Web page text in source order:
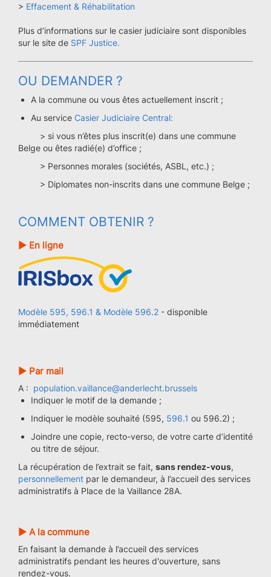
> Effacement & Réhabilitation
Plus d’informations sur le casier judiciaire sont disponibles
sur le site de SPF Justice.
OU DEMANDER ?
A la commune ou vous êtes actuellement inscrit ;
Au service Casier Judiciaire Central:
> si vous n’êtes plus inscrit(e) dans une commune
Belge ou êtes radié(e) d’office ;
> Personnes morales (sociétés, ASBL, etc.) ;
> Diplomates non-inscrits dans une commune Belge ;
COMMENT OBTENIR ?
► En ligne
Modèle 595, 596.1 & Modèle 596.2 - disponible
immédiatement
► Par mail
A : population.vaillance@anderlecht.brussels
Indiquer le motif de la demande ;
Indiquer le modèle souhaité (595, 596.1 ou 596.2) ;
Joindre une copie, recto-verso, de votre carte d’identité
ou titre de séjour.
La récupération de l’extrait se fait, sans rendez-vous,
personnellement par le demandeur, à l’accueil des services
administratifs à Place de la Vaillance 28A.
► A la commune
En faisant la demande à l’accueil des services
administratifs pendant les heures d'ouverture, sans
rendez-vous.